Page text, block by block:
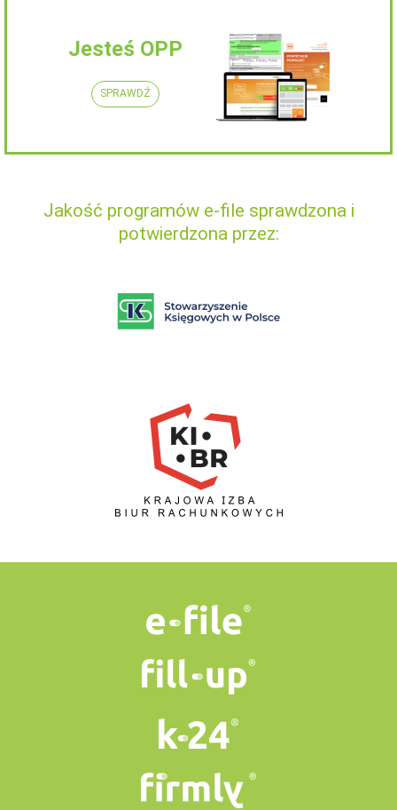
Jesteś OPP
SPRAWDŹ
Jakość programów e-file sprawdzona i
potwierdzona przez: